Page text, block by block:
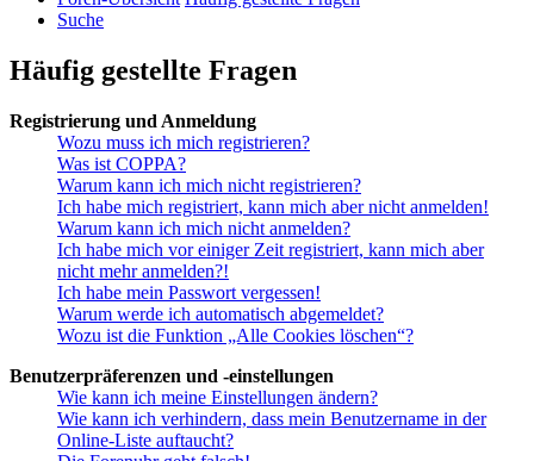
Suche
Häufig gestellte Fragen
Registrierung und Anmeldung
Wozu muss ich mich registrieren?
Was ist COPPA?
Warum kann ich mich nicht registrieren?
Ich habe mich registriert, kann mich aber nicht anmelden!
Warum kann ich mich nicht anmelden?
Ich habe mich vor einiger Zeit registriert, kann mich aber
nicht mehr anmelden?!
Ich habe mein Passwort vergessen!
Warum werde ich automatisch abgemeldet?
Wozu ist die Funktion „Alle Cookies löschen“?
Benutzerpräferenzen und -einstellungen
Wie kann ich meine Einstellungen ändern?
Wie kann ich verhindern, dass mein Benutzername in der
Online-Liste auftaucht?